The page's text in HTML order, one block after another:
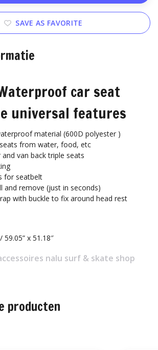
SAVE AS FAVORITE
car seat
universal features
material (600D polyester )
from water, food, etc
van back triple seats
for seatbelt
and remove (just in seconds)
with buckle to fix around head rest
59.05” x 51.18″
nalu surf & skate shop
producten